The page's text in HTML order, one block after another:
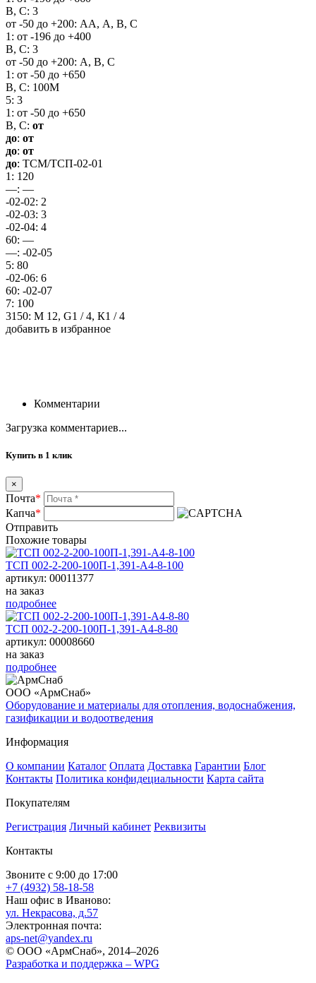
В, С: 3
от -50 до +200: АА, А, В, С
1: от -196 до +400
В, С: 3
от -50 до +200: А, В, С
1: от -50 до +650
В, С: 100М
5: 3
1: от -50 до +650
В, С: от
до: от
до: от
до: ТСМ/ТСП-02-01
1: 120
—: —
-02-02: 2
-02-03: 3
-02-04: 4
60: —
—: -02-05
5: 80
-02-06: 6
60: -02-07
7: 100
3150: М 12, G1 / 4, К1 / 4
добавить в избранное
Комментарии
Загрузка комментариев...
Купить в 1 клик
×
Почта*
Капча*
Отправить
Похожие товары
ТСП 002-2-200-100П-1,391-А4-8-100
артикул: 00011377
на заказ
подробнее
ТСП 002-2-200-100П-1,391-А4-8-80
артикул: 00008660
на заказ
подробнее
ООО «АрмСнаб»
Оборудование и материалы для отопления, водоснабжения,
газификации и водоотведения
Информация
О компании Каталог Оплата Доставка Гарантии Блог
Контакты Политика конфидециальности Карта сайта
Покупателям
Регистрация Личный кабинет Реквизиты
Контакты
Звоните с 9:00 до 17:00
+7 (4932) 58-18-58
Наш офис в Иваново:
ул. Некрасова, д.57
Электронная почта:
aps-net@yandex.ru
© ООО «АрмСнаб», 2014–2026
Разработка и поддержка – WPG